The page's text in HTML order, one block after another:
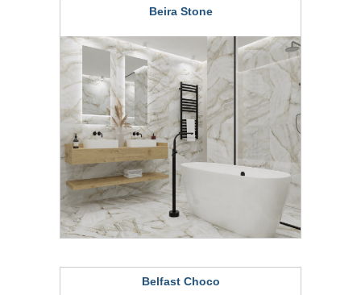
Beira Stone
Belfast Choco